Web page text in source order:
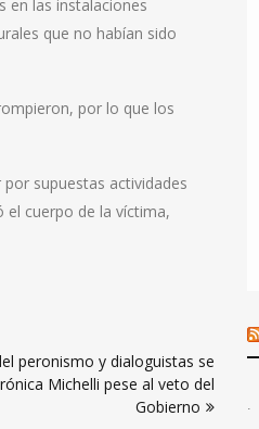
en las instalaciones
que no habían sido
por lo que los
supuestas actividades
el cuerpo de la víctima,
peronismo y dialoguistas se
Michelli pese al veto del
Gobierno